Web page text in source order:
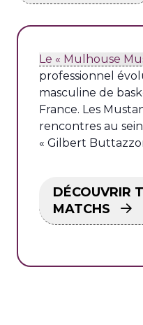
Le « Mulhouse
professionnel
masculine de
France. Les
rencontres au
« Gilbert
DÉCOUVRIR
MATCHS